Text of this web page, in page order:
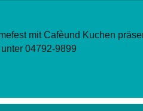
mit Cafèund Kuchen
04792-9899